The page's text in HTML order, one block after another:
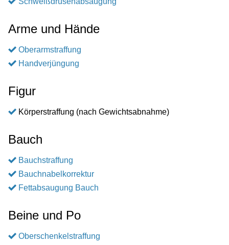
Arme und Hände
Oberarmstraffung
Handverjüngung
Figur
Körperstraffung (nach Gewichtsabnahme)
Bauch
Bauchstraffung
Bauchnabelkorrektur
Fettabsaugung Bauch
Beine und Po
Oberschenkelstraffung